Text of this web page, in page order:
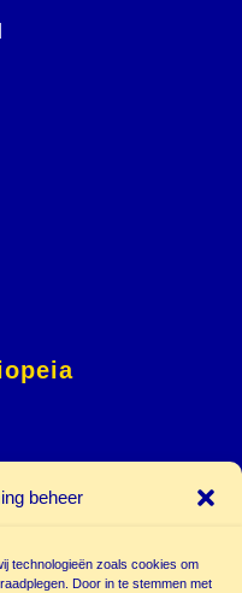
beheer
technologieën zoals cookies om
Door in te stemmen met